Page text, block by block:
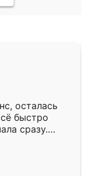
осталась
быстро
сразу.
подошёл к
Собрали
даже